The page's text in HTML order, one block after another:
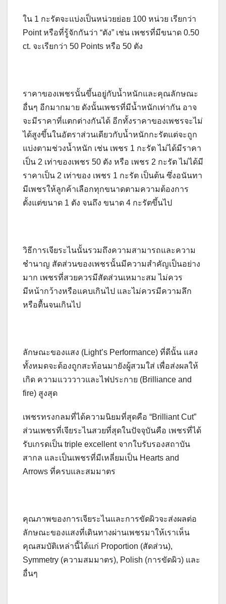
ใน 1 กะรัตจะแบ่งเป็นหน่วยย่อย 100 หน่วย เรียกว่า
Point หรือที่รู้จักกันว่า “ตัง” เช่น เพชรที่มีขนาด 0.50
ct. จะเรียกว่า 50 Points หรือ 50 ตัง
ราคาของเพชรนั้นขึ้นอยู่กับน้ำหนักและคุณลักษณะ
อื่นๆ อีกมากมาย ดังนั้นเพชรที่มีน้ำหนักเท่ากัน อาจ
จะมีราคาที่แตกต่างกันได้ อีกทั้งราคาของเพชรจะไม่
ได้สูงขึ้นในอัตราส่วนเดียวกับน้ำหนักกะรัตแต่จะถูก
แบ่งตามช่วงน้ำหนัก เช่น เพชร 1 กะรัต ไม่ได้มีราคา
เป็น 2 เท่าของเพชร 50 ตัง หรือ เพชร 2 กะรัต ไม่ได้มี
ราคาเป็น 2 เท่าของ เพชร 1 กะรัต เป็นต้น ซึ่งอนันทา
มีเพชรให้ลูกค้าเลือกทุกขนาดตามความต้องการ
ตั้งแต่ขนาด 1 ตัง จนถึง ขนาด 4 กะรัตขึ้นไป
วิธีการเจียระไนนั้นรวมถึงความสามารถและความ
ชำนาญ สัดส่วนของเพชรนั้นมีความสำคัญเป็นอย่าง
มาก เพชรที่สวยควรมีสัดส่วนเหมาะสม ไม่ควร
มีหน้ากว้างหรือแคบเกินไป และไม่ควรมีความลึก
หรือตื้นจนเกินไป
ลักษณะของแสง (Light’s Performance) ที่ดีนั้น แสง
ทั้งหมดจะต้องถูกสะท้อนมายังผู้สวมใส่ เพื่อส่งผลให้
เกิด ความแวววาวและไฟประกาย (Brilliance and
fire) สูงสุด
เพชรทรงกลมที่ได้ความนิยมที่สุดคือ “Brilliant Cut”
ส่วนเพชรที่เจียระไนสวยที่สุดในปัจจุบันคือ เพชรที่ได้
รับเกรดเป็น triple excellent จากใบรับรองสถาบัน
สากล และเป็นเพชรที่มีเหลี่ยมเป็น Hearts and
Arrows ที่ครบและสมมาตร
คุณภาพของการเจียระไนและการขัดผิวจะส่งผลต่อ
ลักษณะของแสงที่เดินทางผ่านเพชรมาให้เราเห็น
คุณสมบัติเหล่านี้ได้แก่ Proportion (สัดส่วน),
Symmetry (ความสมมาตร), Polish (การขัดผิว) และ
อื่นๆ